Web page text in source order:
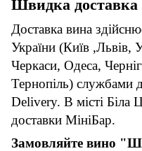
Швидка доставка
Доставка вина
України (Київ ,Львів,
Черкаси, Одеса,
Тернопіль) службами
Delivery. В місті Біла
доставки МініБар.
Замовляйте вино